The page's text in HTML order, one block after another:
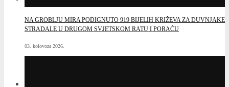
NA GROBLJU MIRA PODIGNUTO 919 BIJELIH KRIŽEVA ZA DUVNJAKE
STRADALE U DRUGOM SVJETSKOM RATU I PORAĆU
03. kolovoza 2026.